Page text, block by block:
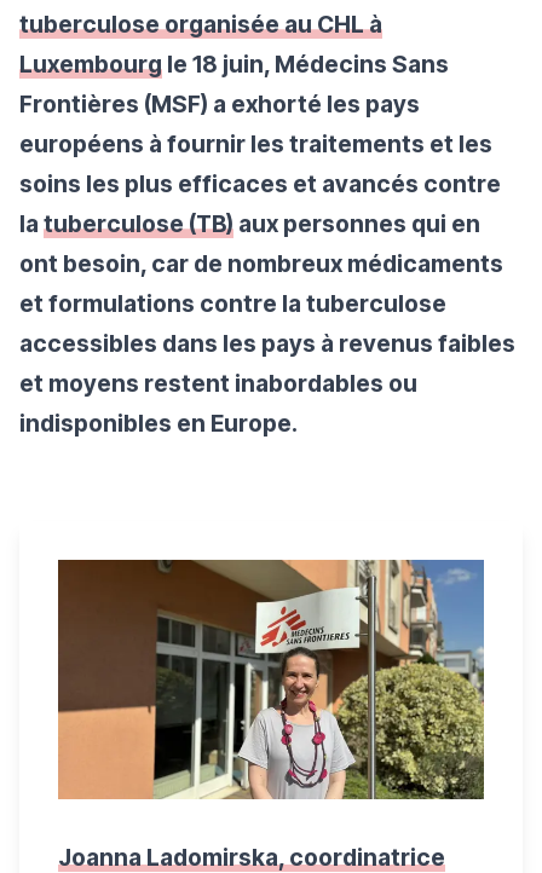
tuberculose organisée au CHL à
Luxembourg le 18 juin, Médecins Sans
Frontières (MSF) a exhorté les pays
européens à fournir les traitements et les
soins les plus efficaces et avancés contre
la tuberculose (TB) aux personnes qui en
ont besoin, car de nombreux médicaments
et formulations contre la tuberculose
accessibles dans les pays à revenus faibles
et moyens restent inabordables ou
indisponibles en Europe.
Joanna Ladomirska, coordinatrice